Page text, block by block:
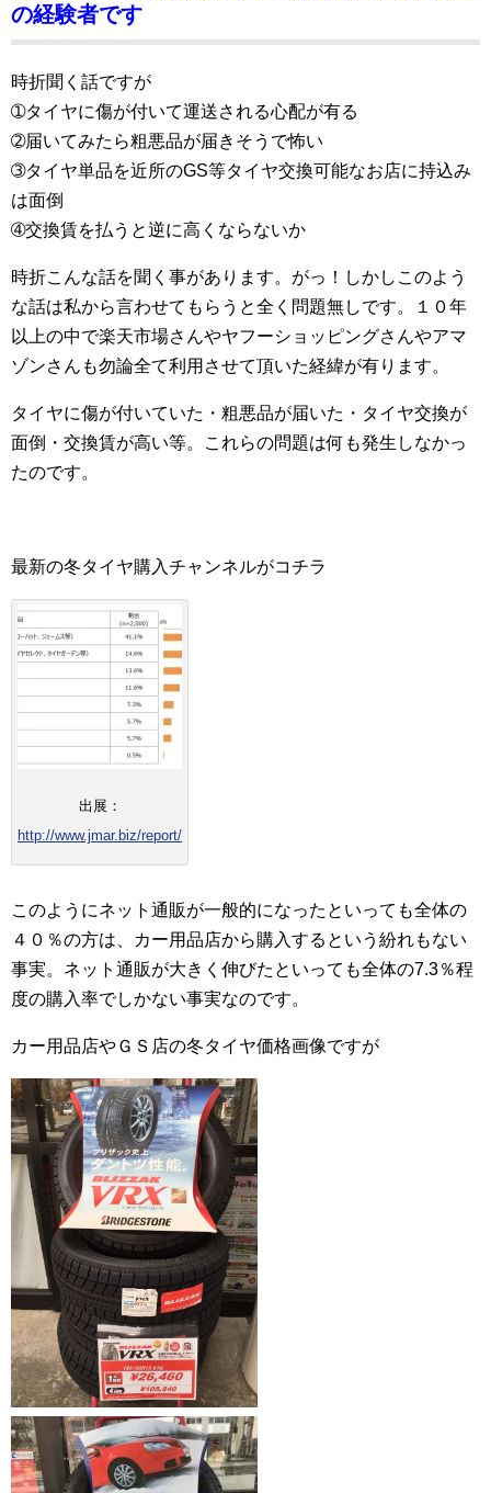
の経験者です
時折聞く話ですが
➀タイヤに傷が付いて運送される心配が有る
➁届いてみたら粗悪品が届きそうで怖い
➂タイヤ単品を近所のGS等タイヤ交換可能なお店に持込み
は面倒
➃交換賃を払うと逆に高くならないか
時折こんな話を聞く事があります。がっ！しかしこのよう
な話は私から言わせてもらうと全く問題無しです。１０年
以上の中で楽天市場さんやヤフーショッピングさんやアマ
ゾンさんも勿論全て利用させて頂いた経緯が有ります。
タイヤに傷が付いていた・粗悪品が届いた・タイヤ交換が
面倒・交換賃が高い等。これらの問題は何も発生しなかっ
たのです。
最新の冬タイヤ購入チャンネルがコチラ
出展：
http://www.jmar.biz/report/
このようにネット通販が一般的になったといっても全体の
４０％の方は、カー用品店から購入するという紛れもない
事実。ネット通販が大きく伸びたといっても全体の7.3％程
度の購入率でしかない事実なのです。
カー用品店やＧＳ店の冬タイヤ価格画像ですが